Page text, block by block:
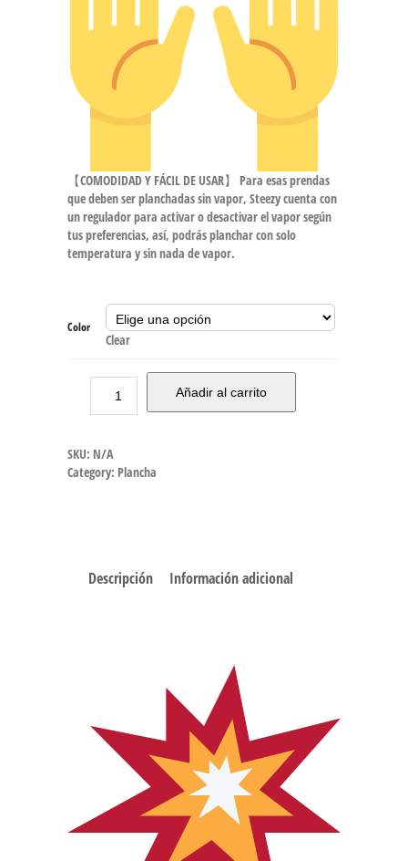
【COMODIDAD Y FÁCIL DE USAR】 Para esas prendas
que deben ser planchadas sin vapor, Steezy cuenta con
un regulador para activar o desactivar el vapor según
tus preferencias, así, podrás planchar con solo
temperatura y sin nada de vapor.
Color
Clear
Añadir al carrito
SKU: N/A
Category: Plancha
Descripción Información adicional